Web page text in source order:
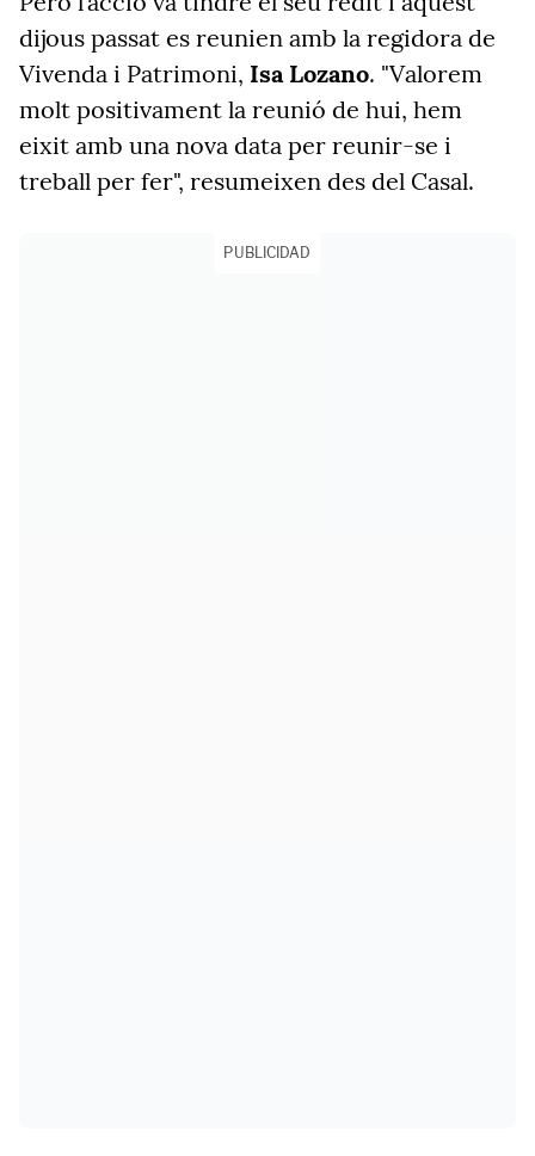
dijous passat es reunien amb la regidora de
Vivenda i Patrimoni, Isa Lozano. "Valorem
molt positivament la reunió de hui, hem
eixit amb una nova data per reunir-se i
treball per fer", resumeixen des del Casal.
PUBLICIDAD